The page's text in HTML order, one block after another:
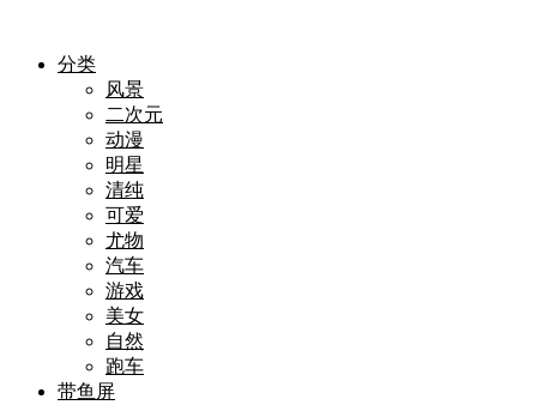
分类
风景
二次元
动漫
明星
清纯
可爱
尤物
汽车
游戏
美女
自然
跑车
带鱼屏